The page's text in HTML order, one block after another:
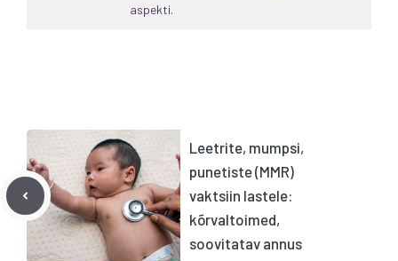
aspekti.
Leetrite, mumpsi,
punetiste (MMR)
vaktsiin lastele:
kõrvaltoimed,
soovitatav annus